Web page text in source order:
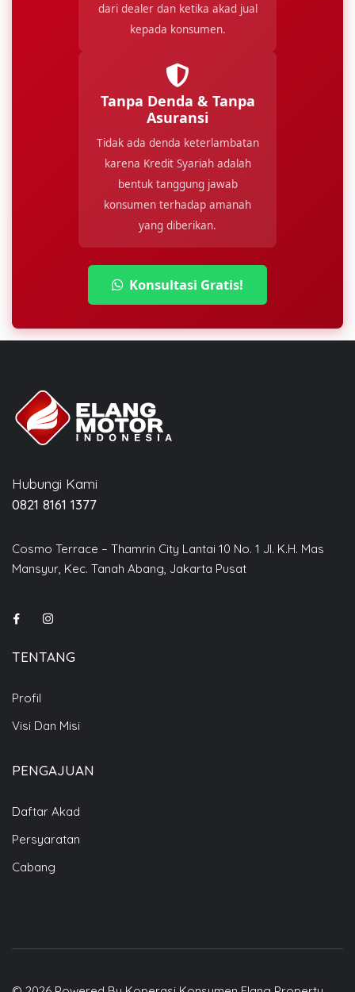
dari dealer dan ketika akad jual
kepada konsumen.
Tanpa Denda & Tanpa
Asuransi
Tidak ada denda keterlambatan
karena Kredit Syariah adalah
bentuk tanggung jawab
konsumen terhadap amanah
yang diberikan.
Konsultasi Gratis!
Hubungi Kami
0821 8161 1377
Cosmo Terrace – Thamrin City Lantai 10 No. 1 Jl. K.H. Mas
Mansyur, Kec. Tanah Abang, Jakarta Pusat
TENTANG
Profil
Visi Dan Misi
PENGAJUAN
Daftar Akad
Persyaratan
Cabang